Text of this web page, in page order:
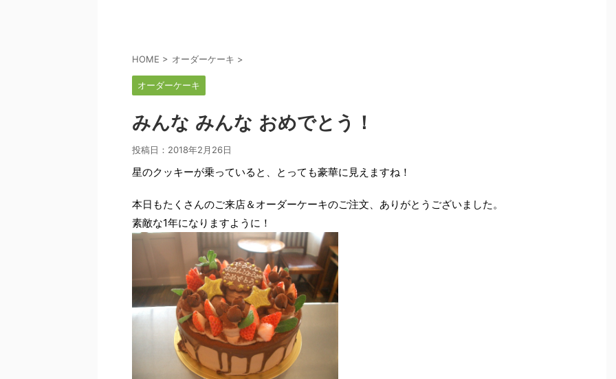
HOME > オーダーケーキ >
オーダーケーキ
みんな みんな おめでとう！
投稿日： 2018年2月26日
星のクッキーが乗っていると、とっても豪華に見えますね！
本日もたくさんのご来店＆オーダーケーキのご注文、ありがとうございました。
素敵な1年になりますように！